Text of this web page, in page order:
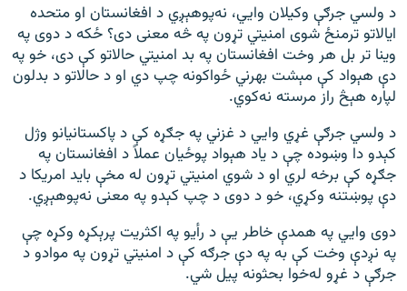
د ولسي جرګې وکیلان وايي، نه‌پوهېږي د افغانستان او متحده
ایالاتو ترمنځ شوی امنیتي تړون په څه معنی دی؟ ځکه د دوی په
وینا تر بل هر وخت افغانستان په بد امنیتي حالاتو کې دی، خو په
دې هېواد کې مېشت بهرني ځواکونه چپ دي او د حالاتو د بدلون
لپاره هېڅ راز مرسته نه‌کوي.
د ولسي جرګې غړي وايي د غزني په جګړه کې د پاکستانیانو وژل
کېدو دا وښوده چې د یاد هېواد پوځيان عملاً د افغانستان په
جګړه کې برخه لري او د شوي امنیتي تړون له مخې باید امریکا د
دې پوښتنه وکړي، خو د دوی د چپ کېدو په معنی نه‌پوهېږي.
دوی وايي په همدې خاطر يې د رأیو په اکثریت پرېکړه وکړه چې
په نږدې وخت کې به په دې جرګه کې د امنیتي تړون په موادو د
جرګې د غړو له‌خوا بحثونه پیل شي.